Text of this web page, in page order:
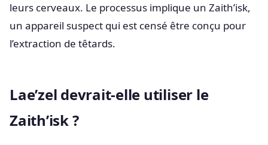
leurs cerveaux. Le processus implique un Zaith’isk,
un appareil suspect qui est censé être conçu pour
l’extraction de têtards.
Lae’zel devrait-elle utiliser le
Zaith’isk ?